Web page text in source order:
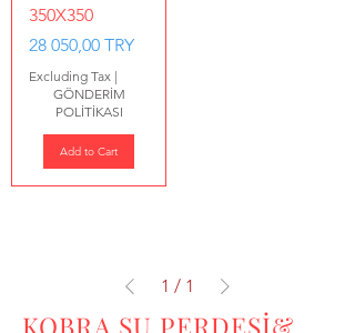
350X350
Price
28 050,00 TRY
Excluding Tax |
GÖNDERİM
POLİTİKASI
Add to Cart
1 / 1
KOBRA SU PERDESİ&